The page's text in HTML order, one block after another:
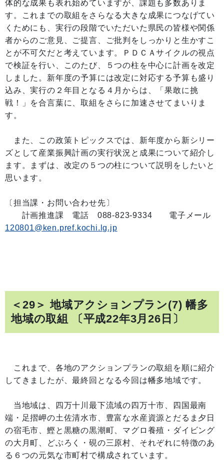
体的な成果も表れ始めていますが、課題も多数ありま
す。これまでの取組をさらなる大きな成果につなげてい
くためにも、実行の段階でいただいた県民の皆様や関係
者からのご意見、ご提言、ご批判をしっかりと生かすこ
とが不可欠だと考えています。ＰＤＣＡサイクルの視点
で検証を行い、このたび、５つの柱を中心に計画を改定
しました。新年度の予算には改定に対応する予算も盛り
込み、実行の２年目となる４月からは、「果敢に挑
戦！」を合言葉に、取組をさらに加速させてまいりま
す。
また、この政策トピックスでは、新年度から新シリー
ズとして産業振興計画の実行状況と成果について紹介し
ます。まずは、改定の５つの柱について説明をしたいと
思います。
〔担当課・お問い合わせ先〕
計画推進課 電話 088-823-9334 電子メール
120801@ken.pref.kochi.lg.jp
＜29＞ 地域アクションプラン(7) 幡多
地域の取組 〔平成22年3月26日〕
これまで、各地のアクションプランの取組を順に紹介
してきましたが、最終回となる今回は幡多地域です。
当地域は、四万十川最下流域の四万十市、四国最南
端・足摺岬の土佐清水市、豊富な水産資源とだるま夕日
の宿毛市、鰹と黒糖の黒潮町、マグロ養殖・ダイビング
の大月町、どぶろく・硯の三原村、それぞれに特徴のあ
る６つの元気な市町村で構成されています。